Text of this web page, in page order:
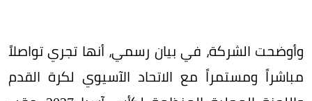
وأوضحت الشركة، في بيان رسمي، أنها تجري تواصلاً
مباشراً ومستمراً مع الاتحاد الآسيوي لكرة القدم